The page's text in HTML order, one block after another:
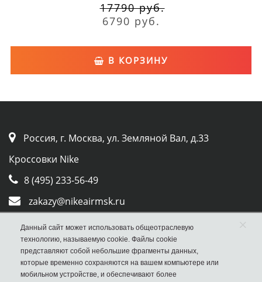
17790 руб.
6790 руб.
В КОРЗИНУ
Россия, г. Москва, ул. Земляной Вал, д.33
Кроссовки Nike
8 (495) 233-56-49
zakazy@nikeairmsk.ru
Whatsapp
Viber
Данный сайт может использовать общеотраслевую
технологию, называемую cookie. Файлы cookie
представляют собой небольшие фрагменты данных,
которые временно сохраняются на вашем компьютере или
мобильном устройстве, и обеспечивают более
×